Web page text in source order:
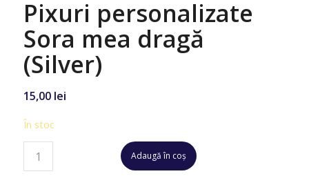
Pixuri personalizate
Sora mea dragă
(Silver)
15,00 lei
În stoc
Adaugă în coș